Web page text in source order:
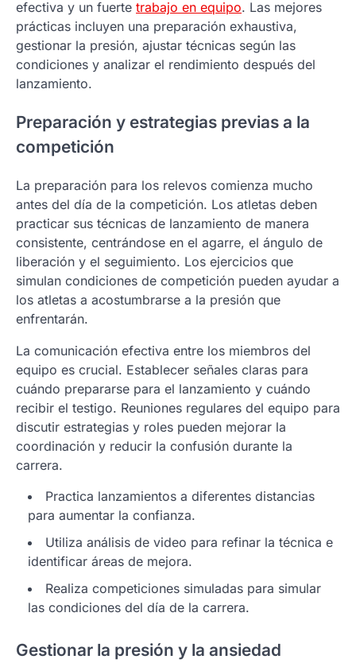
efectiva y un fuerte trabajo en equipo. Las mejores
prácticas incluyen una preparación exhaustiva,
gestionar la presión, ajustar técnicas según las
condiciones y analizar el rendimiento después del
lanzamiento.
Preparación y estrategias previas a la
competición
La preparación para los relevos comienza mucho
antes del día de la competición. Los atletas deben
practicar sus técnicas de lanzamiento de manera
consistente, centrándose en el agarre, el ángulo de
liberación y el seguimiento. Los ejercicios que
simulan condiciones de competición pueden ayudar a
los atletas a acostumbrarse a la presión que
enfrentarán.
La comunicación efectiva entre los miembros del
equipo es crucial. Establecer señales claras para
cuándo prepararse para el lanzamiento y cuándo
recibir el testigo. Reuniones regulares del equipo para
discutir estrategias y roles pueden mejorar la
coordinación y reducir la confusión durante la
carrera.
Practica lanzamientos a diferentes distancias
para aumentar la confianza.
Utiliza análisis de video para refinar la técnica e
identificar áreas de mejora.
Realiza competiciones simuladas para simular
las condiciones del día de la carrera.
Gestionar la presión y la ansiedad